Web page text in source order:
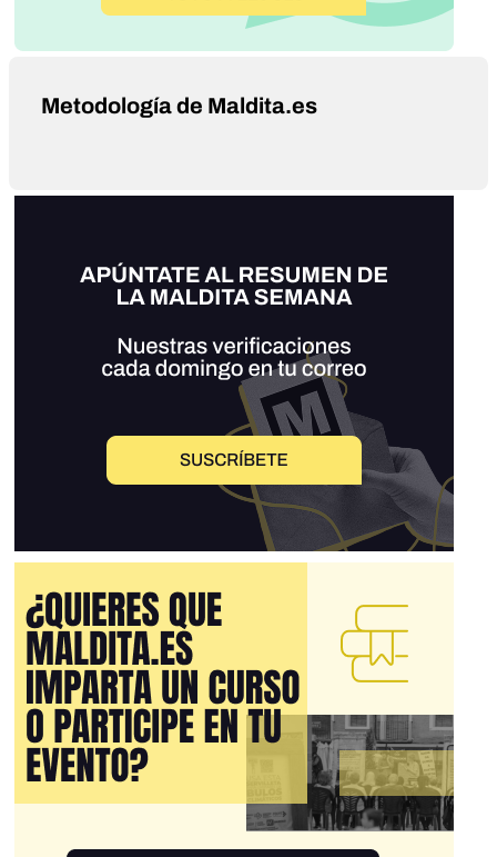
Metodología de Maldita.es